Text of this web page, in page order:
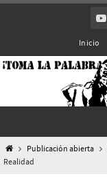
Inicio
InicioPublicación abierta
Realidad